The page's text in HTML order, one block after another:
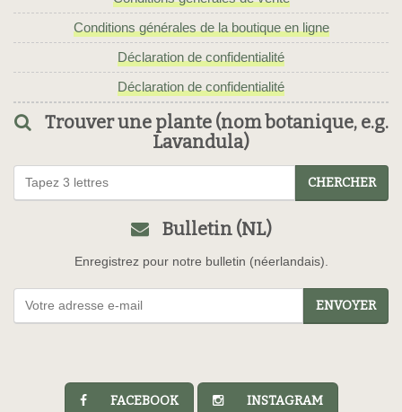
Conditions générales de la boutique en ligne
Déclaration de confidentialité
Déclaration de confidentialité
Trouver une plante (nom botanique, e.g.
Lavandula)
CHERCHER
Bulletin (NL)
Enregistrez pour notre bulletin (néerlandais).
ENVOYER
FACEBOOK INSTAGRAM